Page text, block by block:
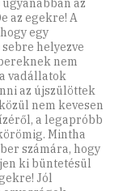
az
az egekre! A
egy
helyezve
nem
vadállatok
az újszülöttek
nem kevesen
a legapróbb
Mintha
számára, hogy
ki büntetésül
Jól